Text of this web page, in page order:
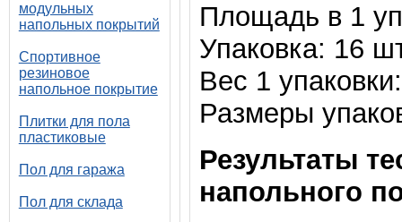
модульных
напольных покрытий
Спортивное
резиновое
напольное покрытие
Плитки для пола
пластиковые
Пол для гаража
Пол для склада
Площадь в 1
Упаковка: 16
Вес 1
Размеры
Результаты
напольного